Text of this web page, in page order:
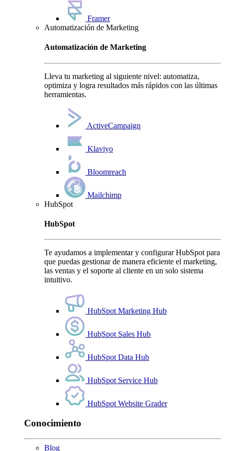
Framer
Automatización de Marketing
Automatización de Marketing
Lleva tu marketing al siguiente nivel: automatiza,
optimiza y logra resultados más rápidos con las últimas
herramientas.
ActiveCampaign
Klaviyo
Bloomreach
Mailchimp
HubSpot
HubSpot
Te ayudamos a implementar y configurar HubSpot para
que puedas gestionar de manera eficiente el marketing,
las ventas y el soporte al cliente en un solo sistema
intuitivo.
HubSpot Marketing Hub
HubSpot Sales Hub
HubSpot Data Hub
HubSpot Service Hub
HubSpot Website Grader
Conocimiento
Blog